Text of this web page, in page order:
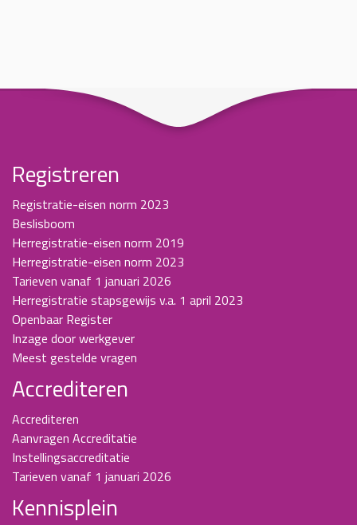
Registreren
Registratie-eisen norm 2023
Beslisboom
Herregistratie-eisen norm 2019
Herregistratie-eisen norm 2023
Tarieven vanaf 1 januari 2026
Herregistratie stapsgewijs v.a. 1 april 2023
Openbaar Register
Inzage door werkgever
Meest gestelde vragen
Accrediteren
Accrediteren
Aanvragen Accreditatie
Instellingsaccreditatie
Tarieven vanaf 1 januari 2026
Kennisplein